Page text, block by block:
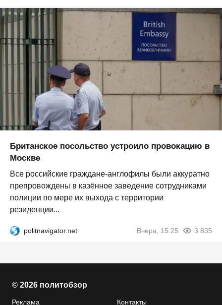
Британское посольство устроило провокацию в
Москве
Все российские граждане-англофилы были аккуратно
препровождены в казённое заведение сотрудниками
полиции по мере их выхода с территории
резиденции...
politnavigator.net Вчера, 15:25 3 835
© 2026 политобзор
Реклама Контакты